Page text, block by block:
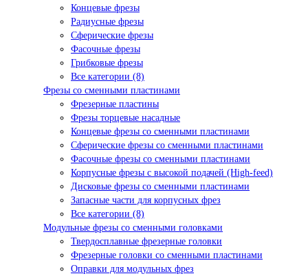
Концевые фрезы
Радиусные фрезы
Сферические фрезы
Фасочные фрезы
Грибковые фрезы
Все категории (8)
Фрезы со сменными пластинами
Фрезерные пластины
Фрезы торцевые насадные
Концевые фрезы со сменными пластинами
Сферические фрезы со сменными пластинами
Фасочные фрезы со сменными пластинами
Корпусные фрезы с высокой подачей (High-feed)
Дисковые фрезы со сменными пластинами
Запасные части для корпусных фрез
Все категории (8)
Модульные фрезы со сменными головками
Твердосплавные фрезерные головки
Фрезерные головки со сменными пластинами
Оправки для модульных фрез